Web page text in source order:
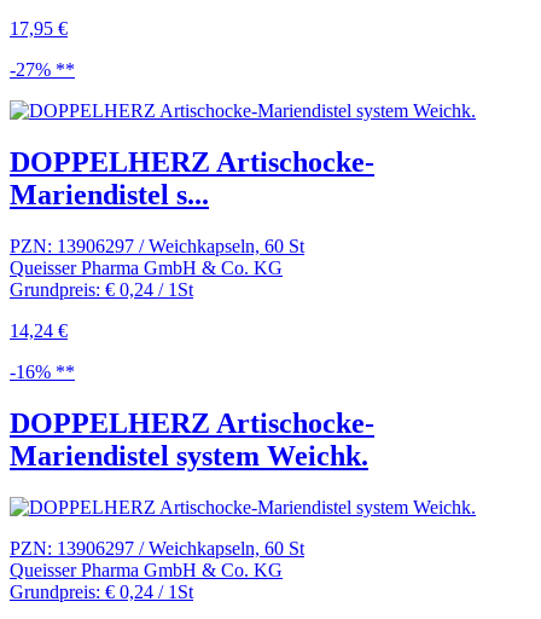
17,95 €
-27% **
DOPPELHERZ Artischocke-
Mariendistel s...
PZN: 13906297 / Weichkapseln, 60 St
Queisser Pharma GmbH & Co. KG
Grundpreis: € 0,24 / 1St
14,24 €
-16% **
DOPPELHERZ Artischocke-
Mariendistel system Weichk.
PZN: 13906297 / Weichkapseln, 60 St
Queisser Pharma GmbH & Co. KG
Grundpreis: € 0,24 / 1St